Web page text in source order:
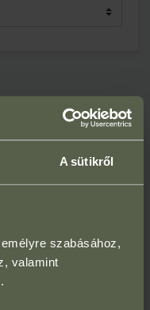
A sütikről
szabásához,
valamint